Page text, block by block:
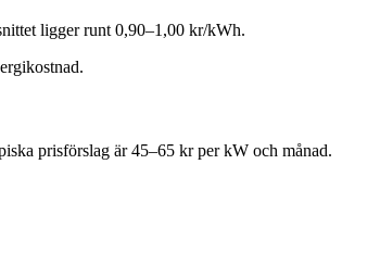
ligger runt 0,90–1,00 kr/kWh.
prisförslag är 45–65 kr per kW och månad.